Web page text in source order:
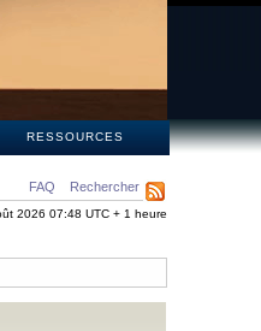
RESSOURCES
FAQ Rechercher
2026 07:48 UTC + 1 heure